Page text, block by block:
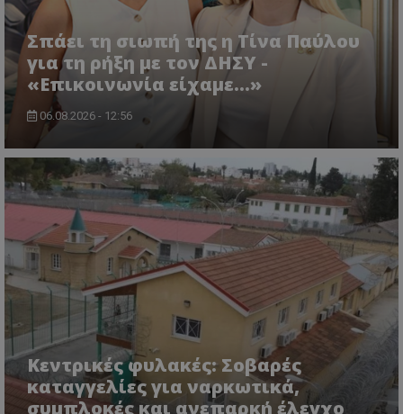
Σπάει τη σιωπή της η Τίνα Παύλου
για τη ρήξη με τον ΔΗΣΥ -
«Επικοινωνία είχαμε...»
06.08.2026 - 12:56
Κεντρικές φυλακές: Σοβαρές
καταγγελίες για ναρκωτικά,
συμπλοκές και ανεπαρκή έλεγχο
VISITOR_PRIVACY_METADATA
YouTube
.youtube.com